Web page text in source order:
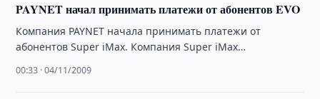
PAYNET начал принимать платежи от абонентов EVO
Компания PAYNET начала принимать платежи от
абонентов Super iMax. Компания Super iMax
торговой маркой …
00:33 · 04/11/2009